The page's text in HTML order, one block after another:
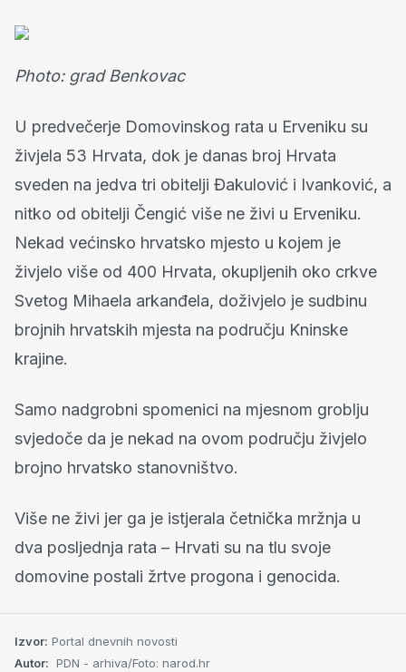
Photo: grad Benkovac
U predvečerje Domovinskog rata u Erveniku su
živjela 53 Hrvata, dok je danas broj Hrvata
sveden na jedva tri obitelji Đakulović i Ivanković, a
nitko od obitelji Čengić više ne živi u Erveniku.
Nekad većinsko hrvatsko mjesto u kojem je
živjelo više od 400 Hrvata, okupljenih oko crkve
Svetog Mihaela arkanđela, doživjelo je sudbinu
brojnih hrvatskih mjesta na području Kninske
krajine.
Samo nadgrobni spomenici na mjesnom groblju
svjedoče da je nekad na ovom području živjelo
brojno hrvatsko stanovništvo.
Više ne živi jer ga je istjerala četnička mržnja u
dva posljednja rata – Hrvati su na tlu svoje
domovine postali žrtve progona i genocida.
Izvor: Portal dnevnih novosti
Autor: PDN - arhiva/Foto: narod.hr